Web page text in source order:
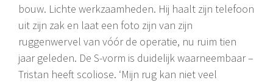
bouw. Lichte werkzaamheden. Hij haalt zijn telefoon
uit zijn zak en laat een foto zijn van zijn
ruggenwervel van vóór de operatie, nu ruim tien
jaar geleden. De S-vorm is duidelijk waarneembaar –
Tristan heeft scoliose. ‘Mijn rug kan niet veel